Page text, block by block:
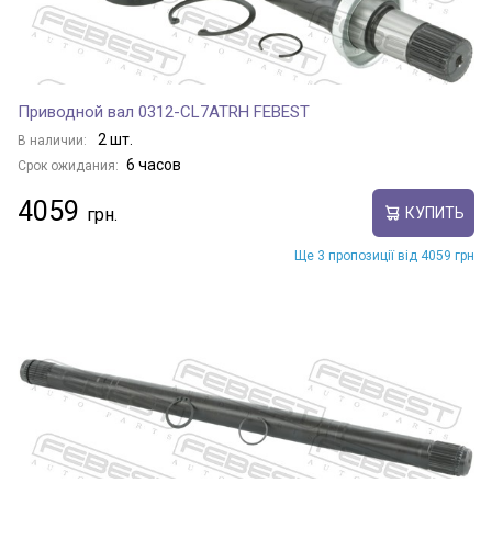
Приводной вал 0312-CL7ATRH FEBEST
В наличии: 2 шт.
Срок ожидания: 6 часов
4059 КУПИТЬ
Ще 3 пропозиції від 4059 грн